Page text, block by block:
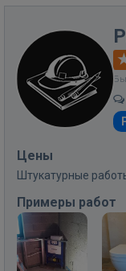
Цены
Штукатурные
Примеры работ